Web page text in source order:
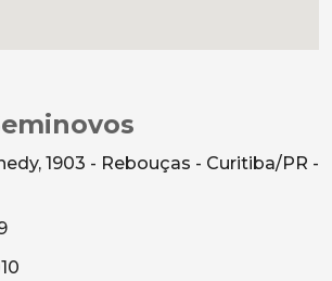
1903 - Rebouças - Curitiba/PR -